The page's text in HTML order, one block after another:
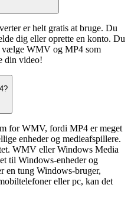
er helt gratis at bruge. Du
dig eller oprette en konto. Du
vælge WMV og MP4 som
din video!
for WMV, fordi MP4 er meget
enheder og medieafspillere.
WMV eller Windows Media
til Windows-enheder og
en tung Windows-bruger,
eller pc, kan det